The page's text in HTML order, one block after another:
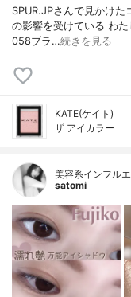
SPUR.JPさんで見かけ
の影響を受けている わ
058ブラ…続きを見る
KATE(ケイト)
ザ アイカラー
美容系インフル
satomi